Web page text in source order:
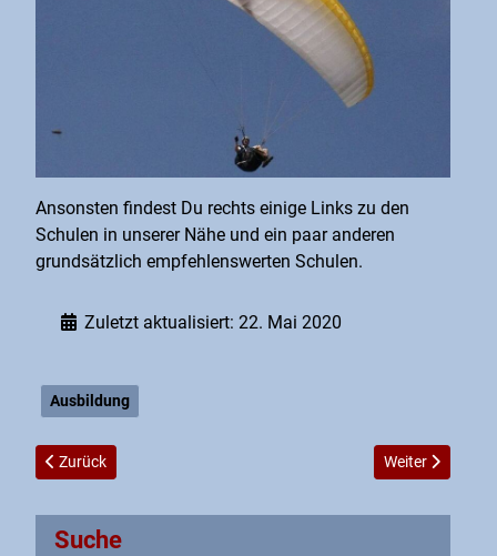
Ansonsten findest Du rechts einige Links zu den
Schulen in unserer Nähe und ein paar anderen
grundsätzlich empfehlenswerten Schulen.
Zuletzt aktualisiert: 22. Mai 2020
Ausbildung
Vorheriger Beitrag: Merchandise
Zurück Nächster
Weiter
Suche